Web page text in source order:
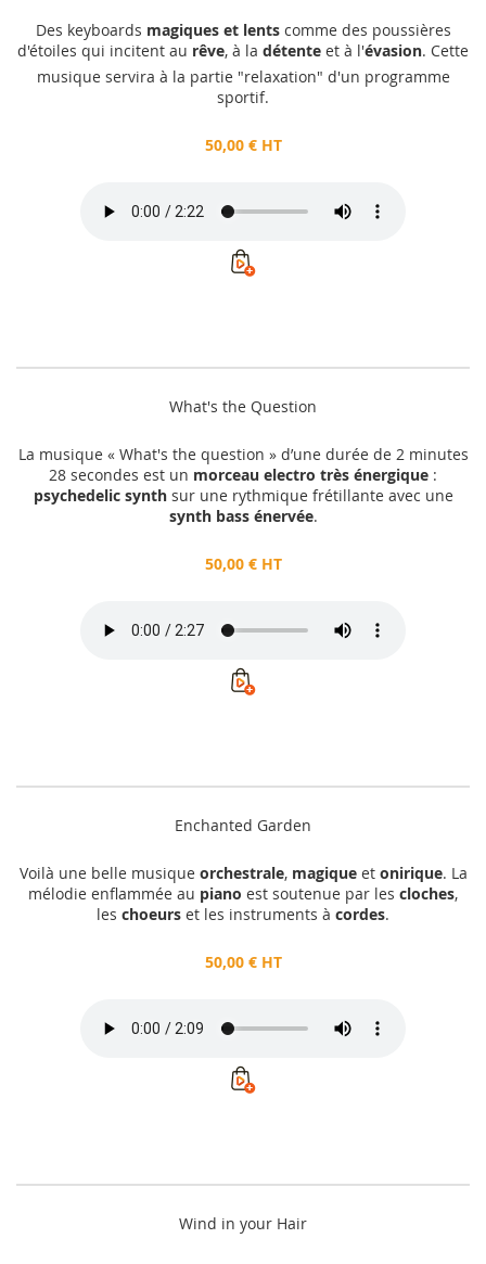
Des keyboards magiques et lentscomme des poussières
d'étoiles qui incitent au rêve, à la détente et à l'évasion. Cette
musique servira à la partie "relaxation" d'un programme
sportif.
50,00 € HT
What's the Question
La musique « What's the question » d’une durée de 2 minutes
28 secondes est un morceau electro très énergique :
psychedelic synthsur une rythmique frétillante avec une
synth bass énervée.
50,00 € HT
Enchanted Garden
Voilà une belle musique orchestrale, magiqueet onirique. La
mélodie enflammée au piano est soutenue par les cloches,
les choeurs et les instruments à cordes.
50,00 € HT
Wind in your Hair